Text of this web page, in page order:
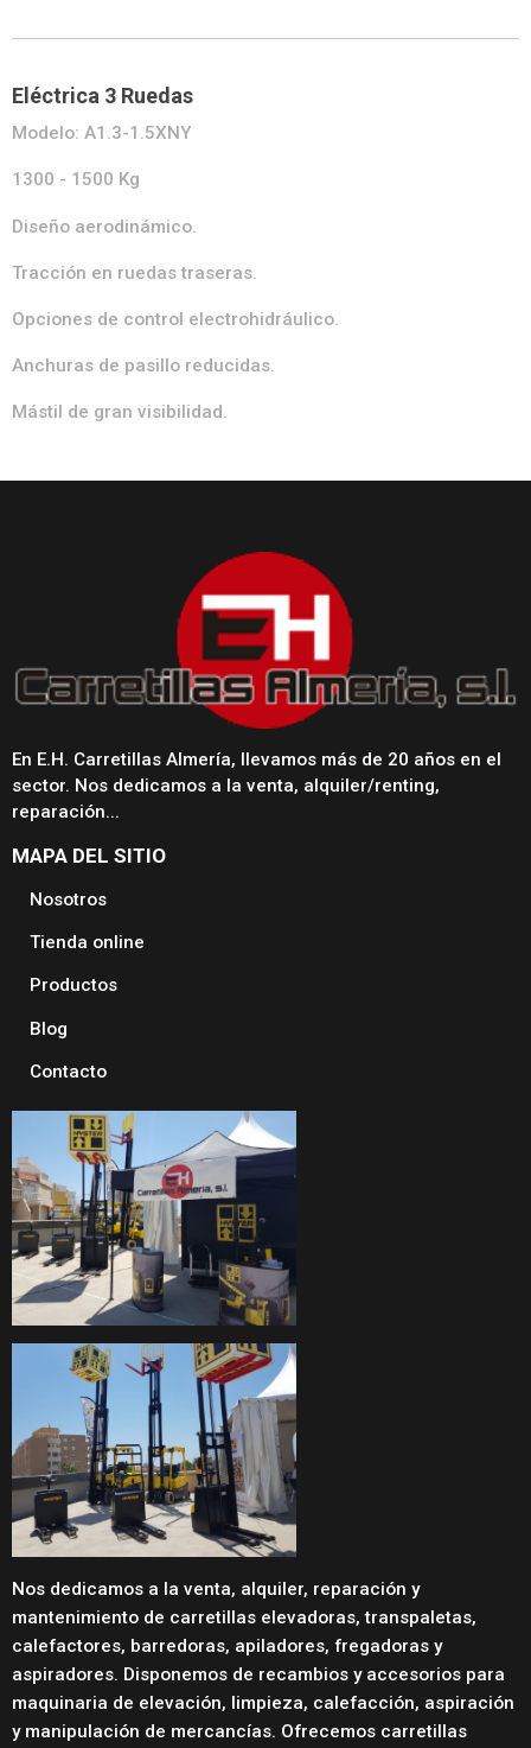
Eléctrica 3 Ruedas
Modelo: A1.3-1.5XNY
1300 - 1500 Kg
Diseño aerodinámico.
Tracción en ruedas traseras.
Opciones de control electrohidráulico.
Anchuras de pasillo reducidas.
Mástil de gran visibilidad.
En E.H. Carretillas Almería, llevamos más de 20 años en el
sector. Nos dedicamos a la venta, alquiler/renting,
reparación...
MAPA DEL SITIO
Nosotros
Tienda online
Productos
Blog
Contacto
Nos dedicamos a la venta, alquiler, reparación y
mantenimiento de carretillas elevadoras, transpaletas,
calefactores, barredoras, apiladores, fregadoras y
aspiradores. Disponemos de recambios y accesorios para
maquinaria de elevación, limpieza, calefacción, aspiración
y manipulación de mercancías. Ofrecemos carretillas